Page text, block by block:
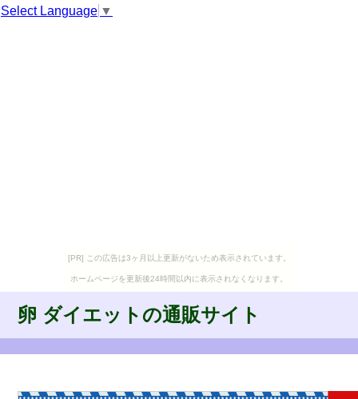
Select Language ▼
[PR] この広告は3ヶ月以上更新がないため表示されています。
ホームページを更新後24時間以内に表示されなくなります。
卵 ダイエットの通販サイト